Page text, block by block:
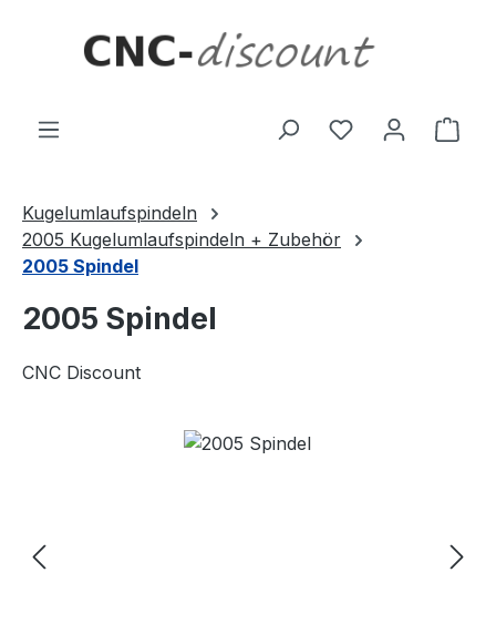
Kugelumlaufspindeln
2005 Kugelumlaufspindeln + Zubehör
2005 Spindel
2005 Spindel
CNC Discount
Bildergalerie überspringen